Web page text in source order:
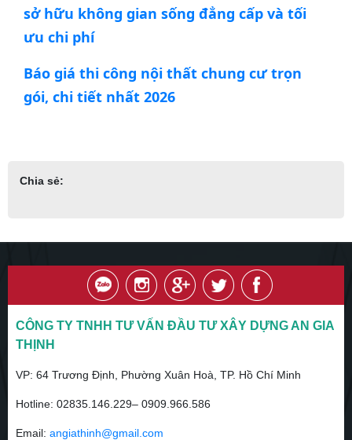
sở hữu không gian sống đẳng cấp và tối
ưu chi phí
Báo giá thi công nội thất chung cư trọn
gói, chi tiết nhất 2026
Chia sẻ:
CÔNG TY TNHH TƯ VẤN ĐẦU TƯ XÂY DỰNG AN GIA
THỊNH
VP: 64 Trương Định, Phường Xuân Hoà, TP. Hồ Chí Minh
Hotline: 02835.146.229– 0909.966.586
Email: angiathinh@gmail.com